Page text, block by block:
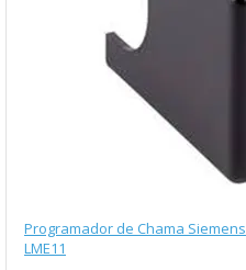
Programador de Chama Siemens
LME11